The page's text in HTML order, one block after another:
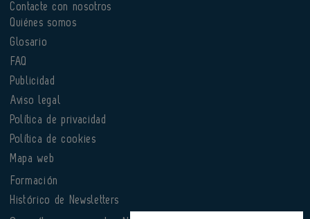
Contacte con nosotros
Quiénes somos
Glosario
FAQ
Publicidad
Aviso legal
Política de privacidad
Política de cookies
Mapa web
Formación
Histórico de Newsletters